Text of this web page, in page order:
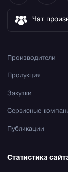
Чат
Производители
Продукция
Закупки
Сервисные
Публикации
Статистика